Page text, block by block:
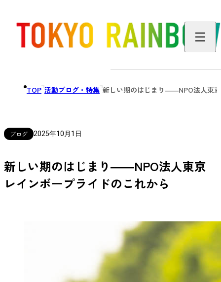
TOP 活動ブログ・特集 新しい期のはじまり――NPO法人東
ブログ 2025年10月1日
新しい期のはじまり――NPO法人東京
レインボープライドのこれから